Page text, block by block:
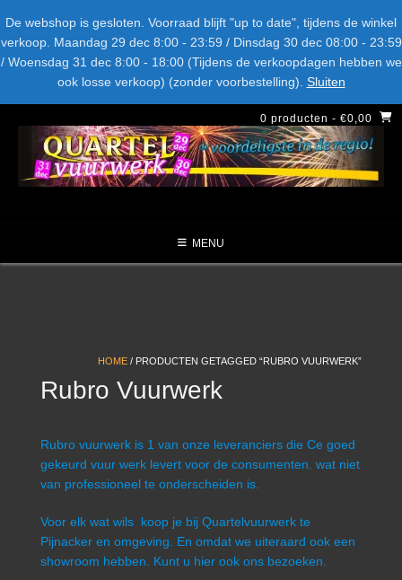
De webshop is gesloten. Voorraad blijft "up to date", tijdens de winkel
verkoop. Maandag 29 dec 8:00 - 23:59 / Dinsdag 30 dec 08:00 - 23:59
/ Woensdag 31 dec 8:00 - 18:00 (Tijdens de verkoopdagen hebben we
ook losse verkoop) (zonder voorbestelling). Sluiten
naar
inhoud
LEVERANCIERS TYPE AANBIEDINGEN CATEGORIE
NIEUW DIT JAAR
MENU
0 producten - €0,00
HOME / PRODUCTEN GETAGGED “RUBRO VUURWERK”
Rubro Vuurwerk
Rubro vuurwerk is 1 van onze leveranciers die Ce goed
gekeurd vuur werk levert voor de consumenten. wat niet
van professioneel te onderscheiden is.
Voor elk wat wils koop je bij Quartelvuurwerk te
Pijnacker en omgeving. En omdat we uiteraard ook een
showroom hebben. Kunt u hier ook ons bezoeken.